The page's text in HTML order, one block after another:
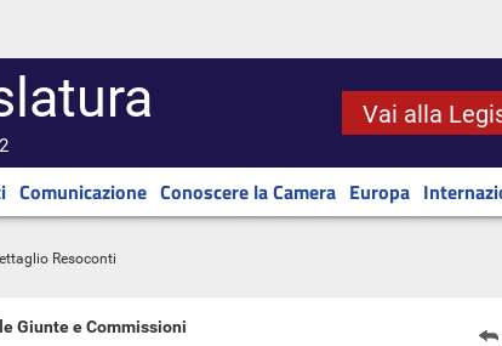
Vai alla
Comunicazione Conoscere la Camera Europa
Resoconti
Giunte e Commissioni